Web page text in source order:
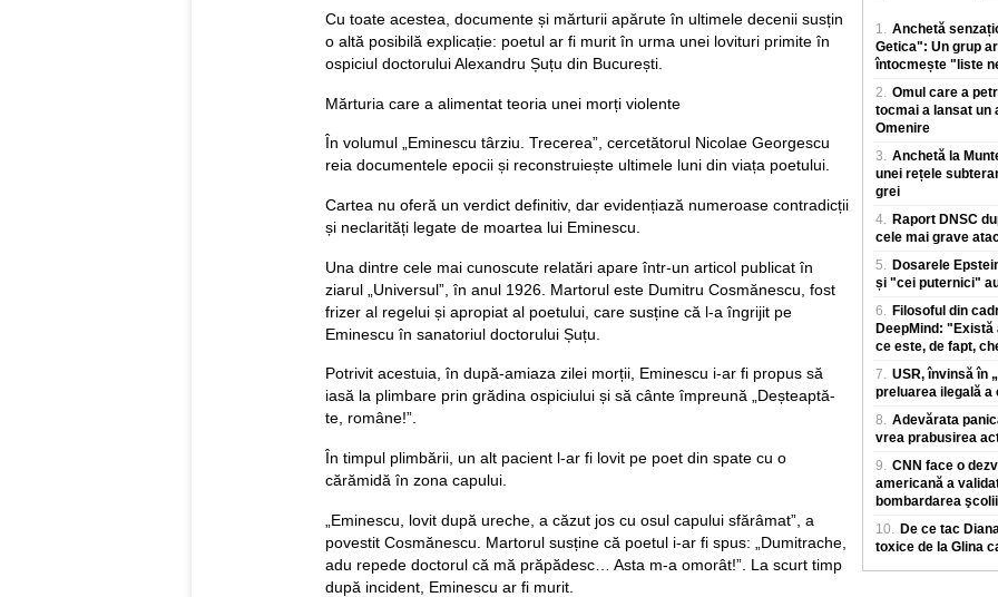
Cu toate acestea, documente și mărturii apărute în ultimele decenii susțin
o altă posibilă explicație: poetul ar fi murit în urma unei lovituri primite în
ospiciul doctorului Alexandru Șuțu din București.
Mărturia care a alimentat teoria unei morți violente
În volumul „Eminescu târziu. Trecerea”, cercetătorul Nicolae Georgescu
reia documentele epocii și reconstruiește ultimele luni din viața poetului.
Cartea nu oferă un verdict definitiv, dar evidențiază numeroase contradicții
și neclarități legate de moartea lui Eminescu.
Una dintre cele mai cunoscute relatări apare într-un articol publicat în
ziarul „Universul”, în anul 1926. Martorul este Dumitru Cosmănescu, fost
frizer al regelui și apropiat al poetului, care susține că l-a îngrijit pe
Eminescu în sanatoriul doctorului Șuțu.
Potrivit acestuia, în după-amiaza zilei morții, Eminescu i-ar fi propus să
iasă la plimbare prin grădina ospiciului și să cânte împreună „Deșteaptă-
te, române!”.
În timpul plimbării, un alt pacient l-ar fi lovit pe poet din spate cu o
cărămidă în zona capului.
„Eminescu, lovit după ureche, a căzut jos cu osul capului sfărâmat”, a
povestit Cosmănescu. Martorul susține că poetul i-ar fi spus: „Dumitrache,
adu repede doctorul că mă prăpădesc… Asta m-a omorât!”. La scurt timp
după incident, Eminescu ar fi murit.
zone turistice ale
Meta anunță că
compromis
test
Meta susține ca
artificiala a reușit
sistemele unei alte
1. Anchetă
Getica": Un grup
întocmește "liste
2. Omul care a
tocmai a lansat un
Omenire
3. Anchetă la
unei rețele
grei
4. Raport DNSC
cele mai grave
5. Dosarele
și "cei puternici"
6. Filosoful din
DeepMind:
ce este, de fapt,
7. USR, învinsă în
preluarea ilegală a
8. Adevărata
vrea prabusirea
9. CNN face o
americană a
bombardarea
10. De ce tac
toxice de la Glina